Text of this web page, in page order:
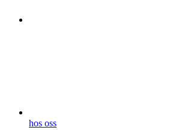
hos oss